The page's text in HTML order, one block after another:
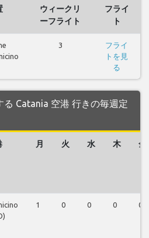
ウィークリ
ーフライト
フライ
ト
3
フライ
トを見
る
る Catania 空港 行きの毎週定
月 火 水 木 金
1 0 0 0 0